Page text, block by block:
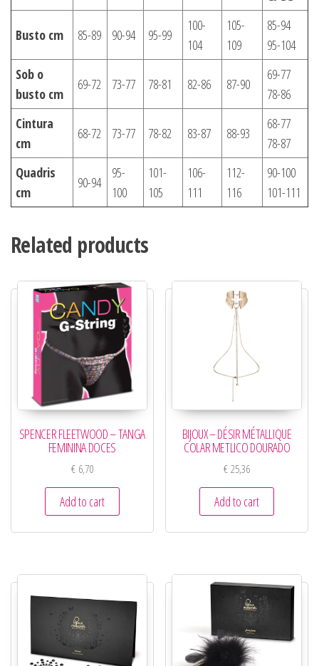
Busto cm 85-89 90-94 95-99
100-
104
105-
109
85-94
95-104
Sob o
busto cm
69-72 73-77 78-81 82-86 87-90
69-77
78-86
Cintura
cm
68-72 73-77 78-82 83-87 88-93
68-77
78-87
Quadris
cm
90-94
95-
100
101-
105
106-
111
112-
116
90-100
101-111
Related products
SPENCER FLEETWOOD – TANGA
FEMININA DOCES
€6,70
Add to cart
BIJOUX – DÉSIR MÉTALLIQUE
COLAR METLICO DOURADO
€25,36
Add to cart